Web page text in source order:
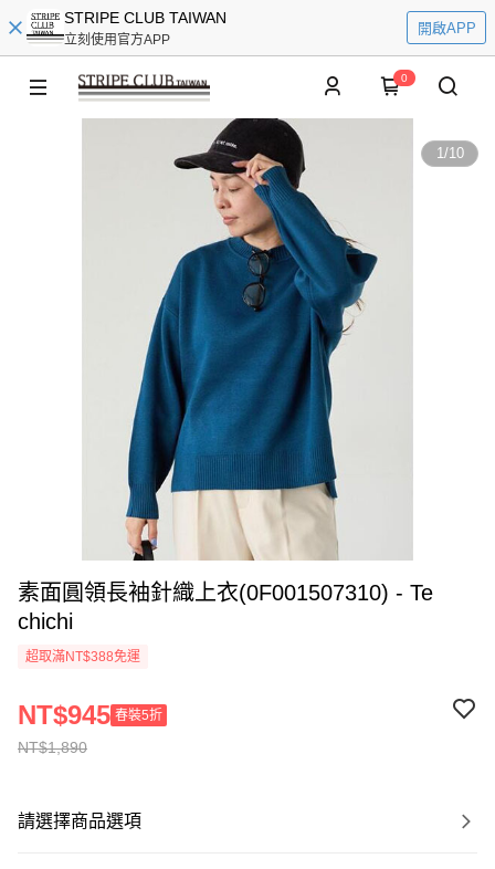
STRIPE CLUB TAIWAN
立刻使用官方APP
開啟APP
0
1/10
素面圓領長袖針織上衣(0F001507310) - Te
chichi
超取滿NT$388免運
NT$1,890
NT$945 春裝5折
請選擇商品選項